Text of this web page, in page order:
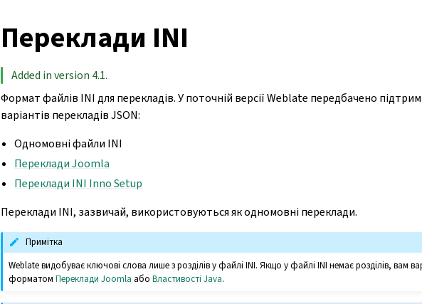
Переклади INI
Added in version 4.1.
Формат файлів INI для перекладів. У поточній версії Weblate передбачено
варіантів перекладів JSON:
Одномовні файли INI
Переклади Joomla
Переклади INI Inno Setup
Переклади INI, зазвичай, використовуються як одномовні переклади.
Примітка
Weblate видобуває ключові слова лише з розділів у файлі INI. Якщо у файлі INI немає розділів, вам
форматомПереклади Joomla абоВластивості Java.